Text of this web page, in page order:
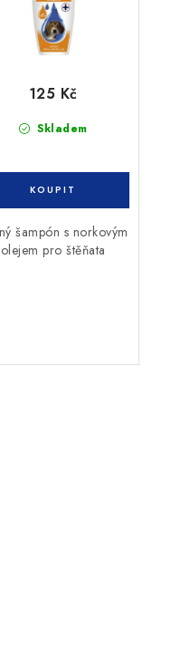
Skladem
125 Kč
šampón s norkovým
olejem pro štěňata